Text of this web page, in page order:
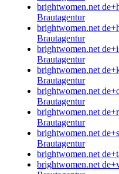
brightwomen.net
Brautagentur
brightwomen.net
Brautagentur
brightwomen.net
Brautagentur
brightwomen.net
Brautagentur
brightwomen.net
Brautagentur
brightwomen.net
Brautagentur
brightwomen.net
Brautagentur
brightwomen.net
brightwomen.net